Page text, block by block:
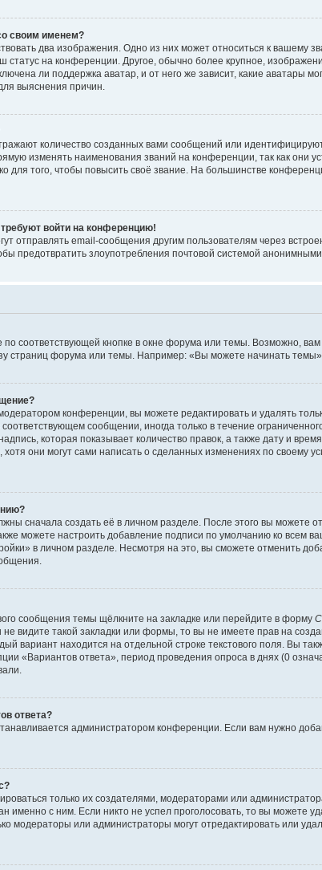
своим именем?
два изображения. Одно из них может относиться к вашему
статус на конференции. Другое, обычно более крупное,
ли поддержка аватар, и от него же зависит, какие аватары
выяснения причин.
количество созданных вами сообщений или
изменять наименования званий на конференции, так как они
того, чтобы повысить своё звание. На большинстве
войти на конференцию!
отправлять email-сообщения другим пользователям через
предотвратить злоупотребления почтовой системой
соответствующей кнопке в окне форума или темы. Возможно,
страниц форума или темы. Например: «Вы можете начинать
конференции, вы можете редактировать и удалять
соответствующем сообщении, иногда только в течение
которая показывает количество правок, а также дату и
они могут сами написать о сделанных изменениях по своему
сначала создать её в личном разделе. После этого вы можете
можете настроить добавление подписи по умолчанию ко всем
в личном разделе. Несмотря на это, вы сможете отменить
сообщения темы щёлкните на закладке или перейдите в форму
не видите такой закладки или формы, то вы не имеете прав на
вариант находится на отдельной строке текстового поля. Вы
«Вариантов ответа», период проведения опроса в днях (0
ответа?
администратором конференции. Если вам нужно
только их создателями, модераторами или
именно с ним. Если никто не успел проголосовать, то вы можете
модераторы или администраторы могут отредактировать или